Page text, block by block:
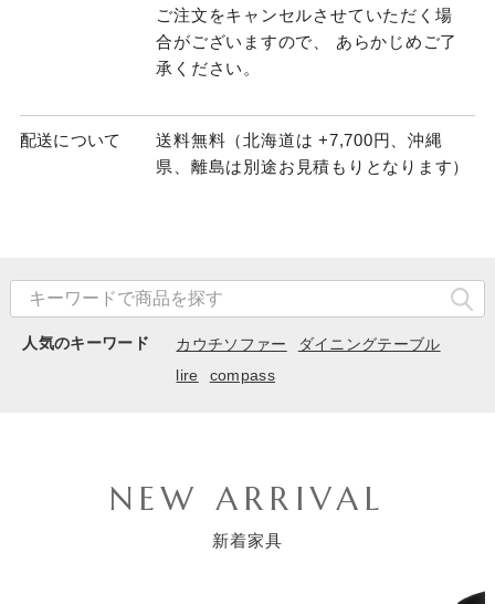
ご注文をキャンセルさせていただく場
合がございますので、 あらかじめご了
承ください。
配送について
送料無料（北海道は +7,700円、沖縄
県、離島は別途お見積もりとなります）
人気のキーワード カウチソファー
ダイニングテーブル
lire
compass
NEW ARRIVAL
新着家具